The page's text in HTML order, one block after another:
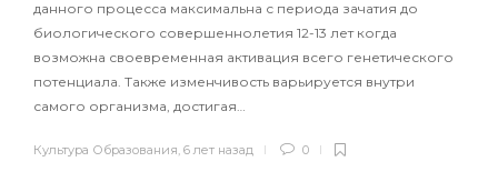
данного процесса максимальна с периода зачатия до
биологического совершеннолетия 12-13 лет когда
возможна своевременная активация всего генетического
потенциала. Также изменчивость варьируется внутри
самого организма, достигая…
Культура Образования, 6 лет назад 0